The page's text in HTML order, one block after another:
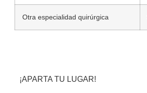
Otra especialidad quirúrgica
¡APARTA TU LUGAR!